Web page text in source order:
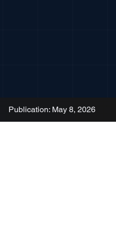
Publication: May 8, 2026